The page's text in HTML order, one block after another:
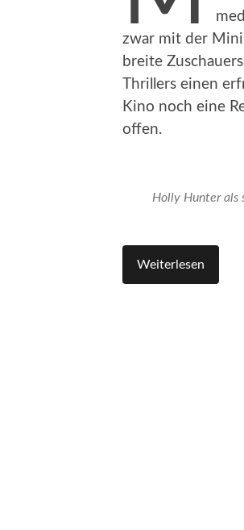
zwar mit der
breite
Thrillers einen
Kino noch eine
offen.
Holly Hunter als
Weiterlesen